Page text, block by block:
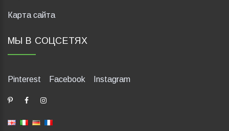
Карта сайта
МЫ В СОЦСЕТЯХ
Pinterest Facebook Instagram